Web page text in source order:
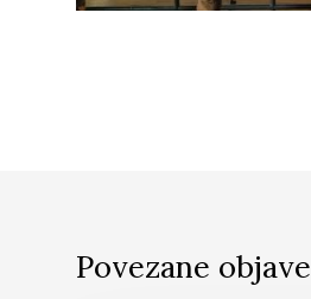
Povezane objave